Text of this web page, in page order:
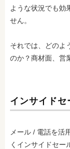
ような状況でも効
せん。
それでは、どのよ
のか？商材面、営
インサイド
メール / 電話を活
くインサイドセー